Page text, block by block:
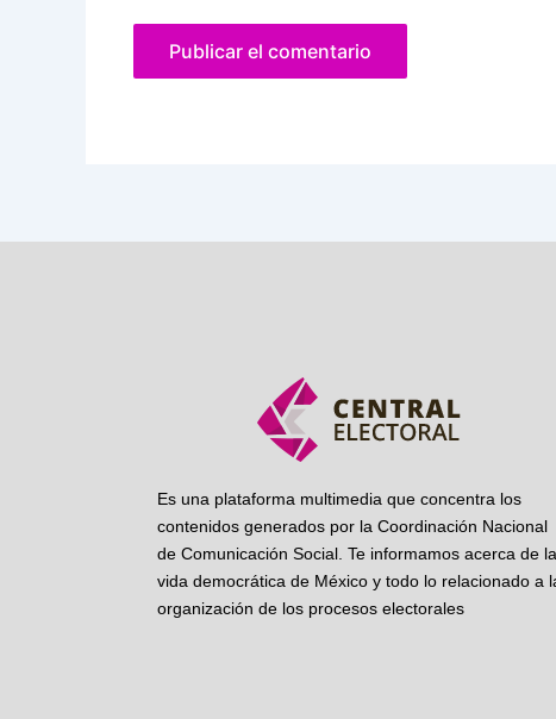
Es una plataforma multimedia que concentra los
contenidos generados por la Coordinación Nacional
de Comunicación Social. Te informamos acerca de la
vida democrática de México y todo lo relacionado a
organización de los procesos electorales